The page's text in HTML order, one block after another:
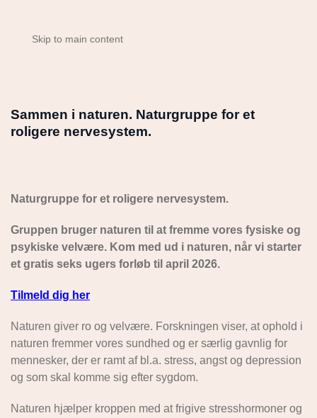
Skip to main content
Sammen i naturen. Naturgruppe for et
roligere nervesystem.
Naturgruppe for et roligere nervesystem.
Gruppen bruger naturen til at fremme vores fysiske og
psykiske velvære. Kom med ud i naturen, når vi starter
et gratis seks ugers forløb til april 2026.
Tilmeld dig her
Naturen giver ro og velvære. Forskningen viser, at ophold i
naturen fremmer vores sundhed og er særlig gavnlig for
mennesker, der er ramt af bl.a. stress, angst og depression
og som skal komme sig efter sygdom.
Naturen hjælper kroppen med at frigive stresshormoner og